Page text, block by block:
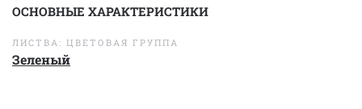
ОСНОВНЫЕ ХАРАКТЕРИСТИКИ
ЛИСТВА: ЦВЕТОВАЯ ГРУППА
Зеленый